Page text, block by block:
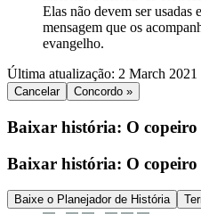
Elas não devem ser usadas
mensagem que os
evangelho.
Última atualização: 2 March 2021
Cancelar Concordo »
Baixar história: O copeiro
Baixar história: O copeiro
Baixe o Planejador de História